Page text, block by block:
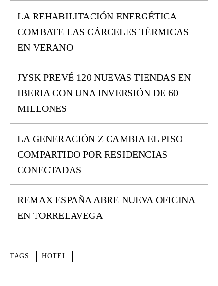
LA REHABILITACIÓN ENERGÉTICA
COMBATE LAS CÁRCELES TÉRMICAS
EN VERANO
JYSK PREVÉ 120 NUEVAS TIENDAS EN
IBERIA CON UNA INVERSIÓN DE 60
MILLONES
LA GENERACIÓN Z CAMBIA EL PISO
COMPARTIDO POR RESIDENCIAS
CONECTADAS
REMAX ESPAÑA ABRE NUEVA OFICINA
EN TORRELAVEGA
TAGS HOTEL